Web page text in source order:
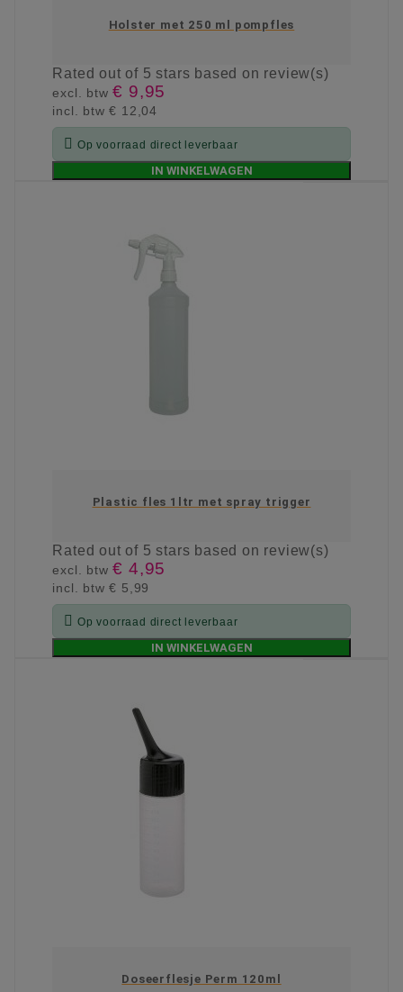
Holster met 250 ml pompfles
Ratedout of 5 stars based on review(s)
excl. btw€ 9,95
incl. btw€ 12,04
 Op voorraad direct leverbaar
IN WINKELWAGEN
Plastic fles 1ltr met spray trigger
Ratedout of 5 stars based on review(s)
excl. btw€ 4,95
incl. btw€ 5,99
 Op voorraad direct leverbaar
IN WINKELWAGEN
Doseerflesje Perm 120ml